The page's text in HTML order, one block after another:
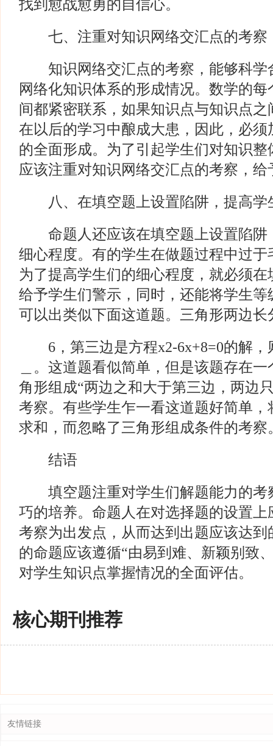
找到愈战愈勇的自信心。
七、注重对知识网络交汇点的考察
知识网络交汇点的考察，能够科学
网络化知识体系的形成情况。数学的
间都紧密联系，如果知识点与知识点
在以后的学习中酿成大患，因此，必
的全面形成。为了引起学生们对知识
应该注重对知识网络交汇点的考察，
八、在填空题上设置陷阱，提高学
命题人还应该在填空题上设置陷阱
细心程度。有的学生在做题过程中过
为了提高学生们的细心程度，就必须
给予学生们警示，同时，还能将学生
可以出类似下面这道题。三角形两边长
6，第三边是方程x2-6x+8=0的解，
＿。这道题看似简单，但是该题存在
角形组成“两边之和大于第三边，两边
考察。有些学生乍一看这道题好简单
求和，而忽略了三角形组成条件的考察
结语
填空题注重对学生们解题能力的考
巧的培养。命题人在对选择题的设置
考察为出发点，从而达到出题应该达
的命题应该遵循“由易到难、新颖别致
对学生知识点掌握情况的全面评估。
核心期刊推荐
友情链接